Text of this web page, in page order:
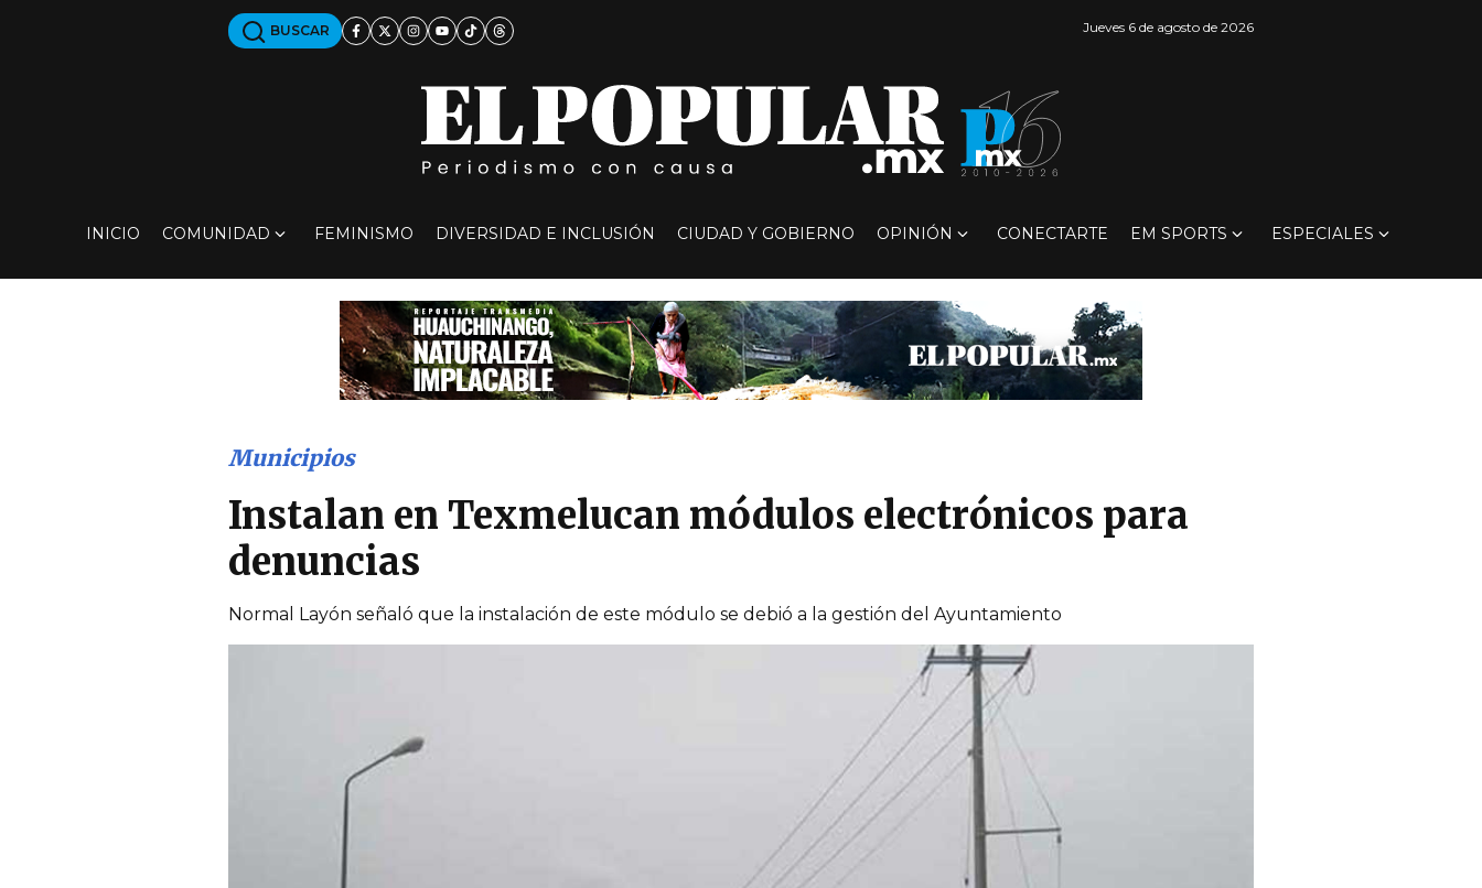
BUSCAR Jueves 6 de agosto de 2026
INICIO COMUNIDAD FEMINISMO DIVERSIDAD E INCLUSIÓN CIUDAD Y GOBIERNO OPINIÓN CONECTARTE EM SPORTS ESPECIALES
Municipios
Instalan en Texmelucan módulos electrónicos para
denuncias
Normal Layón señaló que la instalación de este módulo se debió a la gestión del Ayuntamiento